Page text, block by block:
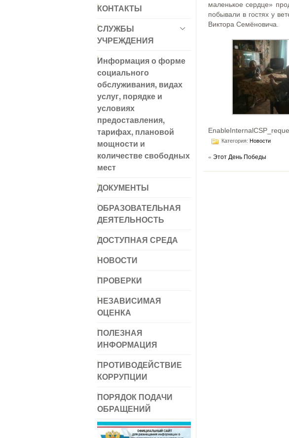
КОНТАКТЫ
СЛУЖБЫ
УЧРЕЖДЕНИЯ
Информация о форме
социального
обслуживания, видах
услуг, порядке и
условиях
предоставления,
тарифах, плановой
мощности и
количестве свободных
мест
ДОКУМЕНТЫ
ОБРАЗОВАТЕЛЬНАЯ
ДЕЯТЕЛЬНОСТЬ
ДОСТУПНАЯ СРЕДА
НОВОСТИ
ПРОВЕРКИ
НЕЗАВИСИМАЯ
ОЦЕНКА
ПОЛЕЗНАЯ
ИНФОРМАЦИЯ
ПРОТИВОДЕЙСТВИЕ
КОРРУПЦИИ
ПОРЯДОК ПОДАЧИ
ОБРАЩЕНИЙ
маленькое сердце»
побывали в гостях у
Виктора Семёновича.
Категория: Новости
« Этот День Победы